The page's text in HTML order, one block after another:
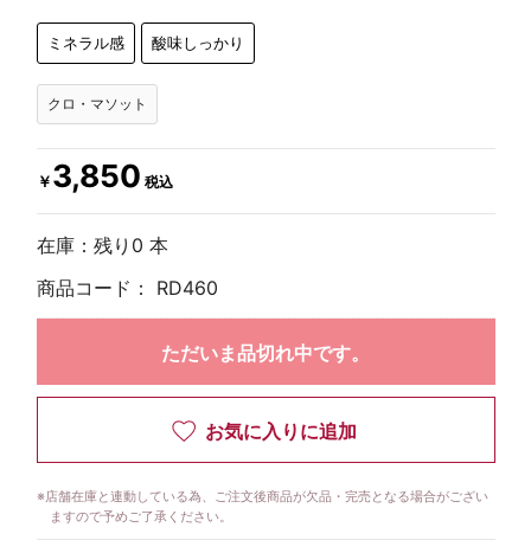
ミネラル感 酸味しっかり
クロ・マソット
￥3,850 税込
在庫：残り0 本
商品コード： RD460
ただいま品切れ中です。
お気に入りに追加
※店舗在庫と連動している為、ご注文後商品が欠品・完売となる場合がござい
ますので予めご了承ください。